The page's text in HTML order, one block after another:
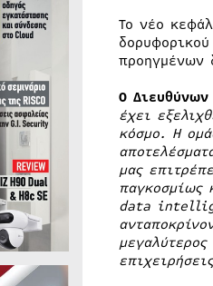
Το νέο
προηγμένων
Ο
έχει
κόσμο. Η
μας
παγκοσμίως
data